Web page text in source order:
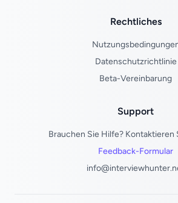
Rechtliches
Datenschutzrichtlinie
Beta-Vereinbarung
Support
Brauchen Sie Hilfe? Kontaktieren
Feedback-Formular